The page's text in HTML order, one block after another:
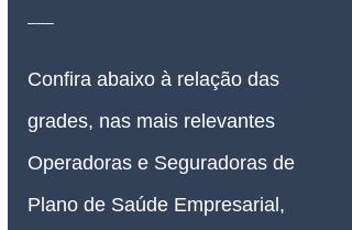
___
Confira abaixo à relação das
grades, nas mais relevantes
Operadoras e Seguradoras de
Plano de Saúde Empresarial,